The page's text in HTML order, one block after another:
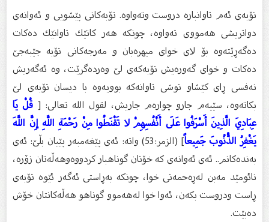
تۆبەی ئەم تاوانبارە دروست وتەواوە. تۆبەكانی پێشویی و ئەوانەی
دواتریشی هەمووی تەواوە، چونكە هەر كاتێك تاوانێك دەكات
دەگەڕێتەوە بۆ لای خوای میهرەبان و مەرجەكانی تۆبە جێبەجێ
دەكات و خوای گەورەیش تۆبەكەی لێ‌ وەردەگرێت، وە ئەگەریش
نەفسی ڕای كێشاو توشی تاوانەكە بوویەوە با دیسان تۆبەی لێ
بكاتەوە، سێیەم جارو چوارەم جاریش، لقول الله تعالی: [ قُلْ يَا
عِبَادِيَ الَّذِينَ أَسْرَفُوا عَلَى أَنْفُسِهِمْ لا تَقْنَطُوا مِنْ رَحْمَةِ اللَّهِ إِنَّ اللَّهَ
يَغْفِرُ الذُّنُوبَ جَمِيعاً
] (الزمر:53) واتە: ئەی پێغەمبەر پێیان بڵێ‌: ئەی
بەندەكانم.. ئەی ئەوانەی كە خۆتان گوناهبار كردووەوهەڵەتان زۆرە،
نائومێد مەبن لەڕەحمەتی خوا، چونكە بەڕاستی ئەگەر ئێوە تۆبەی
ڕاست ودروست بكەن، ئەوا خوا لەهەموو گوناهو هەڵەكانتان خۆش
دەبێت.